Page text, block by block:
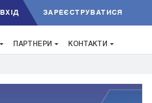
ВXIД ЗАРЕЄСТРУВАТИСЯ
ПАРТНЕРИ КОНТАКТИ